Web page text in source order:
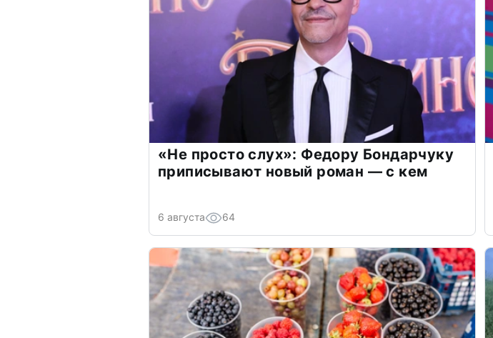
«Не просто слух»: Федору Бондарчуку
приписывают новый роман — с кем
6 августа 64